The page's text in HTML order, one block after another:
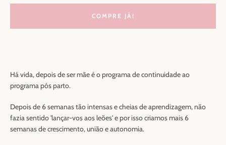
Há vida, depois de ser mãe é o programa de continuidade ao
programa pós parto.
Depois de 6 semanas tão intensas e cheias de aprendizagem, não
fazia sentido 'lançar-vos aos leões' e por isso criamos mais 6
semanas de crescimento, união e autonomia.
COMPRE JÁ!